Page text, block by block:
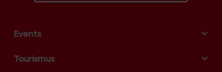
Events
Tourismus